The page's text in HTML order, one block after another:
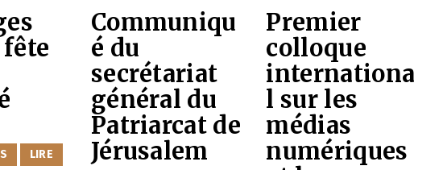
LIRE
Communiqu
é du
secrétariat
général du
Patriarcat de
Jérusalem
Premier
colloque
internationa
l sur les
médias
numériques